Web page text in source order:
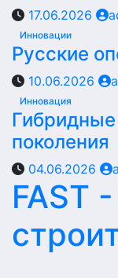
17.06.2026
Инновации
Русские
10.06.2026
Инновация
поколения
04.06.2026
FAST